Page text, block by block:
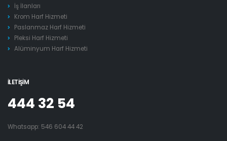
İş İlanları
Krom Harf Hizmeti
Paslanmaz Harf Hizmeti
Pleksi Harf Hizmeti
Alüminyum Harf Hizmeti
İLETIŞIM
444 32 54
Whatsapp: 546 604 44 42